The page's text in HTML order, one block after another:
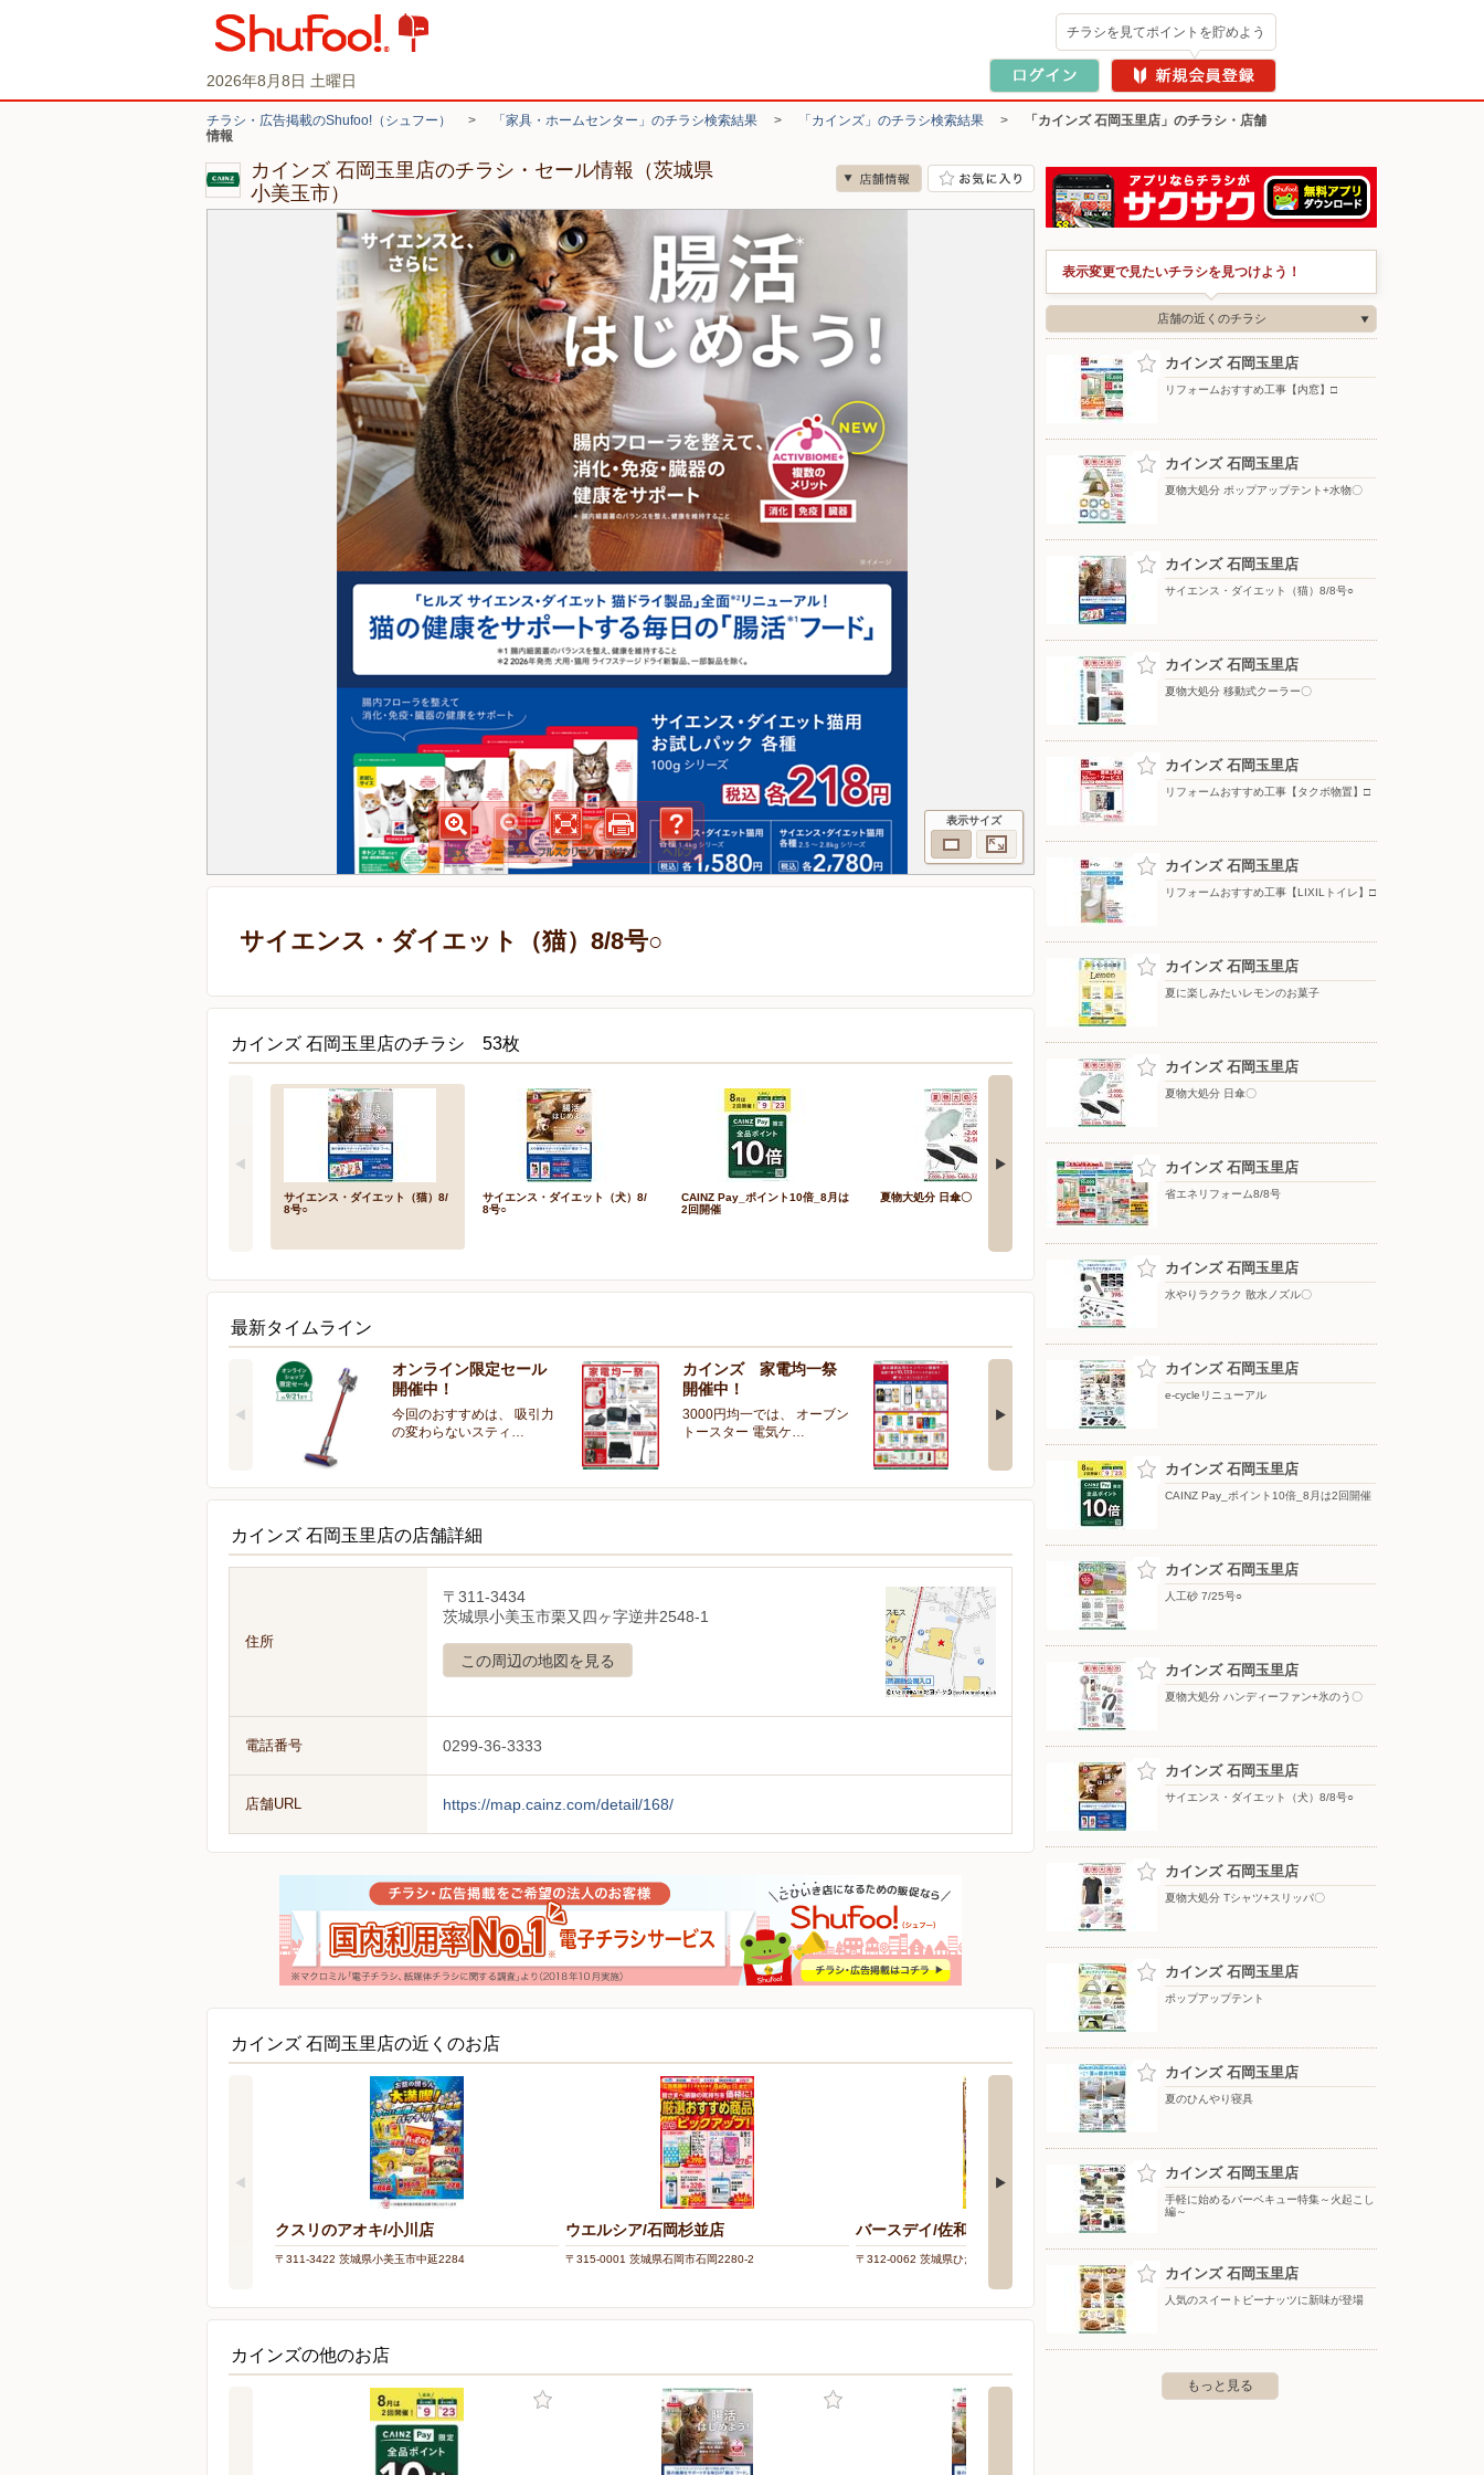
2026年8月8日 土曜日
チラシを見てポイントを貯めよう
チラシ・広告掲載のShufoo!（シュフー） > 「家具・ホームセンター」のチラシ検索結果 > 「カインズ」のチラシ検索結果 >
「カインズ 石岡玉里店」のチラシ・店舗
情報
カインズ 石岡玉里店のチラシ・セール情報（茨城県
小美玉市）
表示サイズ
サイエンス・ダイエット（猫）8/8号○
カインズ 石岡玉里店のチラシ 53枚
サイエンス・ダイエット（猫）8/
8号○
サイエンス・ダイエット（犬）8/
8号○
CAINZ Pay_ポイント10倍_8月は
2回開催
夏物大処分 日傘〇
夏物大処分 ポップアップテント
+水物〇
水やりラクラク 散水ノズル〇
最新タイムライン
オンライン限定セール
開催中！
今回のおすすめは、 吸引力
の変わらないスティ…
カインズ 家電均一祭
開催中！
3000円均一では、 オーブン
トースター 電気ケ…
夏の酒類合同キャンペ
夏の酒類合同キャンペーン
開催中！ 抽選で最大…
カインズ 石岡玉里店の店舗詳細
住所
〒311-3434
茨城県小美玉市栗又四ヶ字逆井2548-1
この周辺の地図を見る
電話番号 0299-36-3333
店舗URL https://map.cainz.com/detail/168/
カインズ 石岡玉里店の近くのお店
クスリのアオキ/小川店
〒311-3422 茨城県小美玉市中延2284
ウエルシア/石岡杉並店
〒315-0001 茨城県石岡市石岡2280-2
バースデイ/佐和店
〒312-0062 茨城県ひたちなか市高場1-5-3
カインズの他のお店
表示変更で見たいチラシを見つけよう！
店舗の近くのチラシ
カインズ 石岡玉里店
リフォームおすすめ工事【内窓】□
カインズ 石岡玉里店
夏物大処分 ポップアップテント+水物〇
カインズ 石岡玉里店
サイエンス・ダイエット（猫）8/8号○
カインズ 石岡玉里店
夏物大処分 移動式クーラー〇
カインズ 石岡玉里店
リフォームおすすめ工事【タクボ物置】□
カインズ 石岡玉里店
リフォームおすすめ工事【LIXILトイレ】□
カインズ 石岡玉里店
夏に楽しみたいレモンのお菓子
カインズ 石岡玉里店
夏物大処分 日傘〇
カインズ 石岡玉里店
省エネリフォーム8/8号
カインズ 石岡玉里店
水やりラクラク 散水ノズル〇
カインズ 石岡玉里店
e-cycleリニューアル
カインズ 石岡玉里店
CAINZ Pay_ポイント10倍_8月は2回開催
カインズ 石岡玉里店
人工砂 7/25号○
カインズ 石岡玉里店
夏物大処分 ハンディーファン+氷のう〇
カインズ 石岡玉里店
サイエンス・ダイエット（犬）8/8号○
カインズ 石岡玉里店
夏物大処分 Tシャツ+スリッパ〇
カインズ 石岡玉里店
ポップアップテント
カインズ 石岡玉里店
夏のひんやり寝具
カインズ 石岡玉里店
手軽に始めるバーベキュー特集～火起こし
編～
カインズ 石岡玉里店
人気のスイートピーナッツに新味が登場
もっと見る